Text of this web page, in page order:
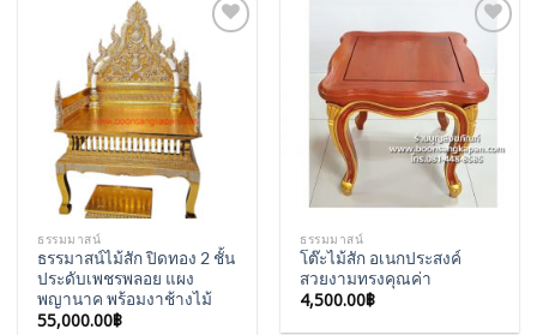
ธรรมมาสน์
ธรรมาสน์ไม้สัก ปิดทอง 2 ชั้น
ประดับเพชรพลอย แผง
พญานาค พร้อมงาช้างไม้
55,000.00฿
Add to
Wishlist
ธรรมมาสน์
โต๊ะไม้สัก อเนกประสงค์
สวยงามทรงคุณค่า
4,500.00฿